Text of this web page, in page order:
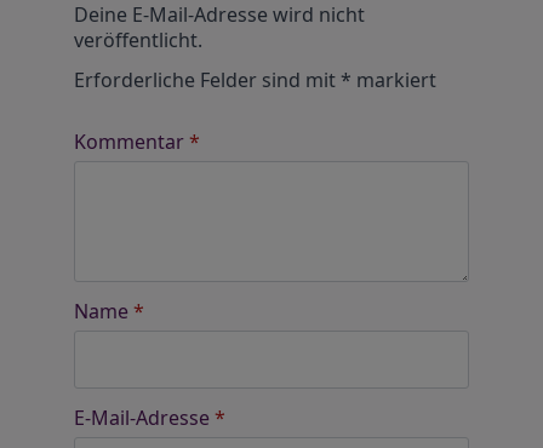
Deine E-Mail-Adresse wird nicht
veröffentlicht.
Erforderliche Felder sind mit* markiert
Kommentar*
Name *
E-Mail-Adresse *